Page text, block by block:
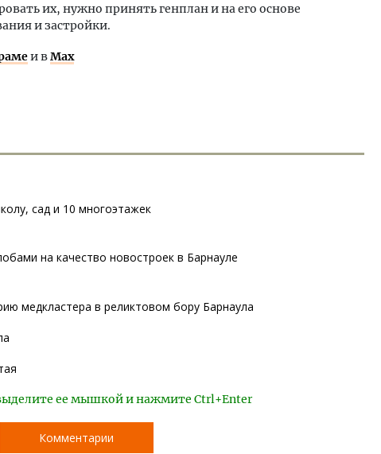
их, нужно принять генплан и на его основе
и застройки.
и вMax
сад и 10 многоэтажек
на качество новостроек в Барнауле
медкластера в реликтовом бору Барнаула
ее мышкой и нажмите Ctrl+Enter
Комментарии